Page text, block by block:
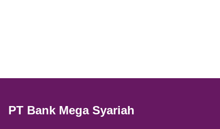
PT Bank Mega Syariah